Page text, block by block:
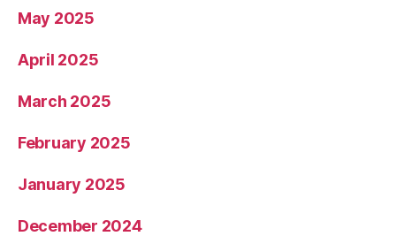
May 2025
April 2025
March 2025
February 2025
January 2025
December 2024